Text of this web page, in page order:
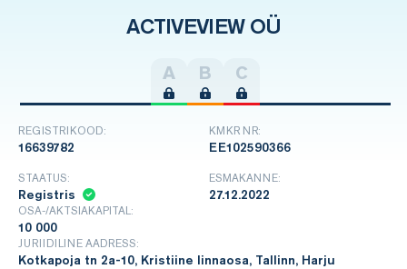
ACTIVEVIEW OÜ
A B C
REGISTRIKOOD:
16639782
KMKR NR:
EE102590366
STAATUS:
Registris
ESMAKANNE:
27.12.2022
OSA-/AKTSIAKAPITAL:
10 000
JURIIDILINE AADRESS:
Kotkapoja tn 2a-10, Kristiine linnaosa, Tallinn, Harju